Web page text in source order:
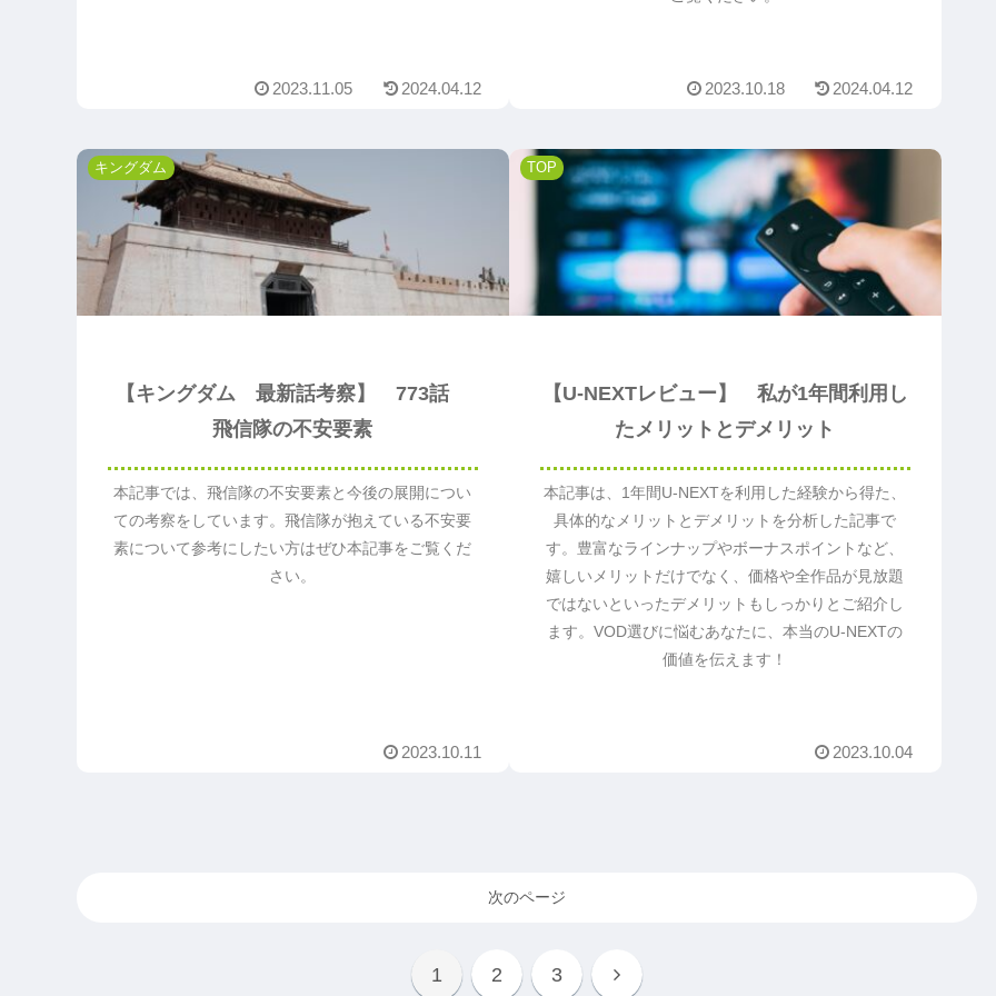
2023.11.05 2024.04.12 2023.10.18 2024.04.12
キングダム
【キングダム 最新話考察】 773話
飛信隊の不安要素
本記事では、飛信隊の不安要素と今後の展開につい
ての考察をしています。飛信隊が抱えている不安要
素について参考にしたい方はぜひ本記事をご覧くだ
さい。
2023.10.11
TOP
【U-NEXTレビュー】 私が1年間利用し
たメリットとデメリット
本記事は、1年間U-NEXTを利用した経験から得た、
具体的なメリットとデメリットを分析した記事で
す。豊富なラインナップやボーナスポイントなど、
嬉しいメリットだけでなく、価格や全作品が見放題
ではないといったデメリットもしっかりとご紹介し
ます。VOD選びに悩むあなたに、本当のU-NEXTの
価値を伝えます！
2023.10.04
次のページ
1 2 3 次